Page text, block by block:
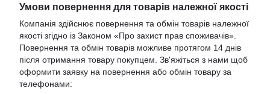
Умови повернення для товарів належної якості
Компанія здійснює повернення та обмін товарів належної
якості згідно із Законом «Про захист прав споживачів».
Повернення та обмін товарів можливе протягом 14 днів
після отримання товару покупцем. Зв'яжіться з нами щоб
оформити заявку на повернення або обмін товару за
телефонами: